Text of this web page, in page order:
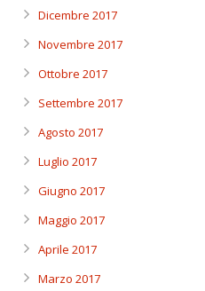
Dicembre 2017
Novembre 2017
Ottobre 2017
Settembre 2017
Agosto 2017
Luglio 2017
Giugno 2017
Maggio 2017
Aprile 2017
Marzo 2017